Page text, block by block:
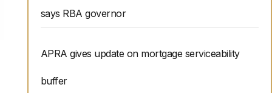
says RBA governor
APRA gives update on mortgage serviceability
buffer